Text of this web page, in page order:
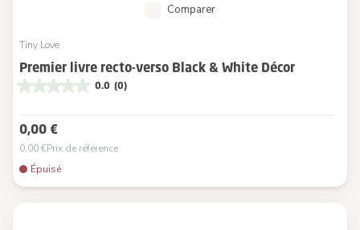
Comparer
Tiny Love
Premier livre recto-verso Black & White Décor
0.0 (0)
0,00 €
0,00 €Prix de référence
Épuisé